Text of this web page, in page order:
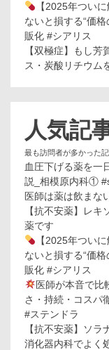
【2025年つい
ないと損する“価格
販化 #シアリス
【双極症】もし
ス・炭酸リチウム
人気記
最も訪問者が多かった
血圧下げる薬を一
説_相模原内科①
医師は薬は飲まな
【抗不安薬】レ
薬です
【2025年つい
ないと損する“価格
販化 #シアリス
医師が本音で比
さ・持続・コスパ
#ステンドラ
【抗不安薬】ソ
消化器内科でよく